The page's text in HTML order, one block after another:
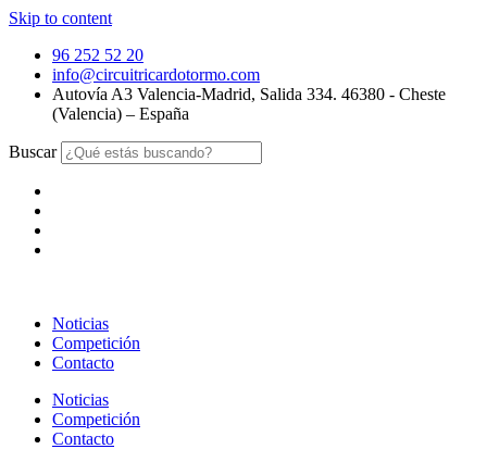
Skip to content
96 252 52 20
info@circuitricardotormo.com
Autovía A3 Valencia-Madrid, Salida 334. 46380 - Cheste
(Valencia) – España
Buscar
Noticias
Competición
Contacto
Noticias
Competición
Contacto